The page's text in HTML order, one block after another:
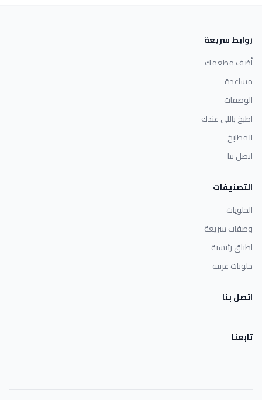
روابط سريعة
أضف مطعمك
مساعدة
الوصفات
اطبخ باللي عندك
المطابخ
اتصل بنا
التصنيفات
الحلويات
وصفات سريعة
اطباق رئيسية
حلويات غربية
اتصل بنا
تابعنا